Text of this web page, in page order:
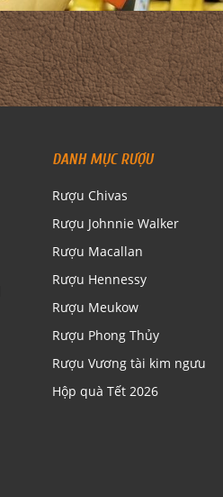
DANH MỤC RƯỢU
Rượu Chivas
Rượu Johnnie Walker
Rượu Macallan
Rượu Hennessy
Rượu Meukow
Rượu Phong Thủy
Rượu Vương tài kim ngưu
Hộp quà Tết 2026